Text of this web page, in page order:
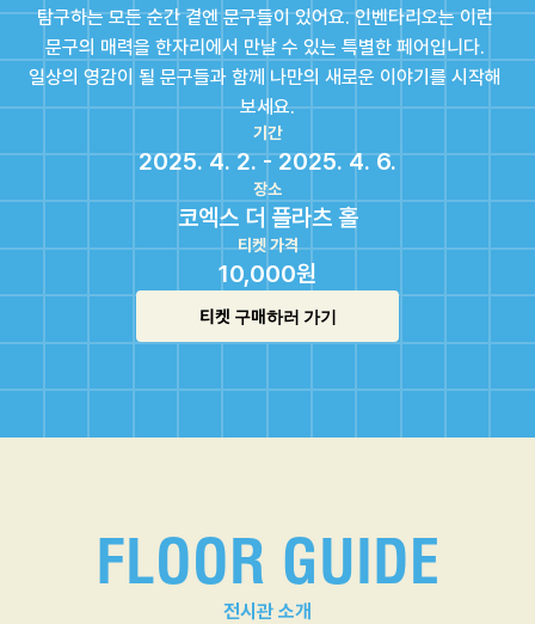
탐구하는 모든 순간 곁엔 문구들이 있어요. 인벤타리오는 이런
문구의 매력을 한자리에서 만날 수 있는 특별한 페어입니다.
일상의 영감이 될 문구들과 함께 나만의 새로운 이야기를 시작해
보세요.
기간
2025. 4. 2. - 2025. 4. 6.
장소
코엑스 더 플라츠 홀
티켓 가격
10,000원
티켓 구매하러 가기
FLOOR GUIDE
전시관 소개